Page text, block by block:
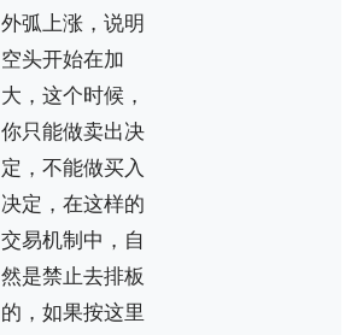
外弧上涨，说明
空头开始在加
大，这个时候，
你只能做卖出决
定，不能做买入
决定，在这样的
交易机制中，自
然是禁止去排板
的，如果按这里